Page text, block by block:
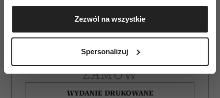
Gromadzić dane dotyczące Twojej lokalizacji
geograficznej z dokładnością nawet do kilku metrów
Identyfikować Twoje urządzenie, aktywnie
(fingerprinting, czyli wirtualny odcisk palca)
dane są przetwarzane oraz ustaw własne preferencje w
sekcji szczegółów. W Deklaracji plików cookie możesz
Zezwól na wszystkie
Spersonalizuj
ZAMÓW
WYDANIE DRUKOWANE